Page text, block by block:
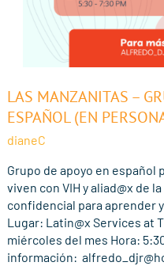
LAS MANZANITAS –
ESPAÑOL (EN
dianeC
Grupo de apoyo en español
viven con VIH y aliad@x de
confidencial para aprender
Lugar: Latin@x Services at
miércoles del mes Hora: 5:30
información:
Las
Manzanitas
Grupo
de
Apoyo
Español
(En
Persona)